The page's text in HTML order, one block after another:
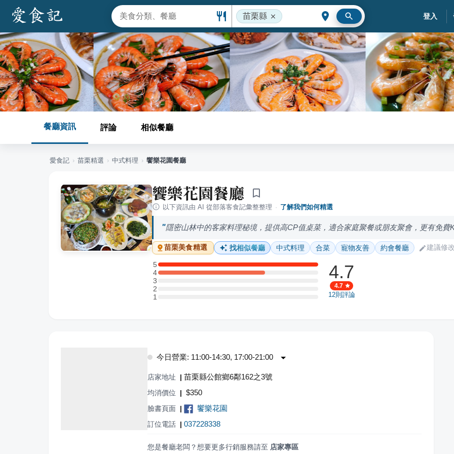
苗栗縣 登入
餐廳資訊 評論 相似餐廳
愛食記 › 苗栗精選 › 中式料理 › 饗樂花園餐廳
饗樂花園餐廳
以下資訊由 AI 從部落客食記彙整整理 · 了解我們如何精選
隱密山林中的客家料理秘境，提供高CP值桌菜，適合家庭聚餐或朋友聚會，更有免費
苗栗美食精選 找相似餐廳 中式料理 合菜 寵物友善 約會餐廳 建議修改
5
5 星：3 則評論
4
4 星：2 則評論
3
3 星：0 則評論
2
2 星：0 則評論
11 星：0 則評論
4.7
4.7
12則評論
今日營業: 11:00-14:30, 17:00-21:00
店家地址 | 苗栗縣公館鄉6鄰162之3號
均消價位 | $350
臉書頁面 | 饗樂花園
訂位電話 | 037228338
您是餐廳老闆？想要更多行銷服務請至 店家專區